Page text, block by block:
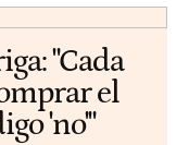
"Cada
el
'no'"